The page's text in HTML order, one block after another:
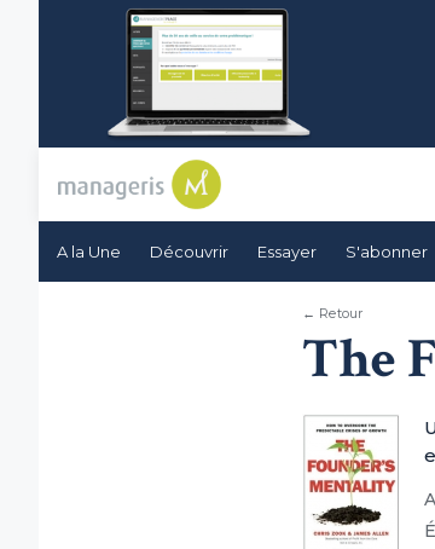
A la Une Découvrir Essayer S'abonner
← Retour
The